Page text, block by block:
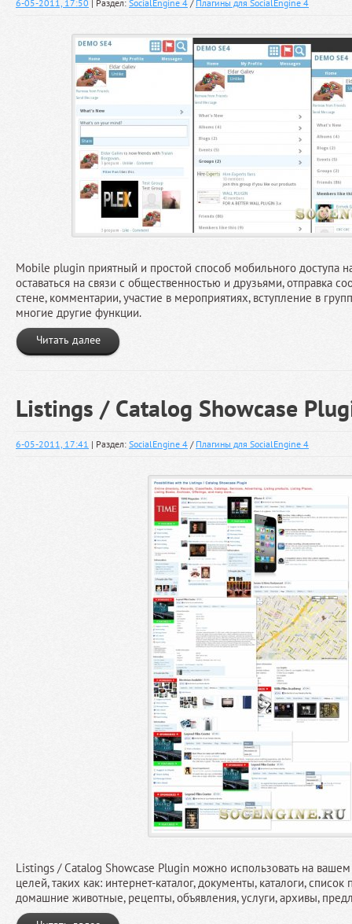
6-05-2011, 17:50 | Раздел: SocialEngine 4 / Плагины для SocialEngine 4
Mobile plugin приятный и простой способ мобильного доступа
оставаться на связи с общественностью и друзьями, отправка
стене, комментарии, участие в мероприятиях, вступление в
многие другие функции.
Читать далее
Listings / Catalog Showcase
6-05-2011, 17:41 | Раздел: SocialEngine 4 / Плагины для SocialEngine 4
Listings / Catalog Showcase Plugin можно использовать на
целей, таких как: интернет-каталог, документы, каталоги, список
домашние животные, рецепты, объявления, услуги, архивы,